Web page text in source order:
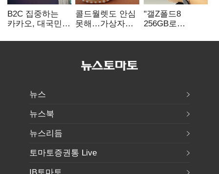
B2C 집중하는
카카오, 대국민
AI' 사활
콜드월렛도 안심
못해…가상자산
'보안 시험대'
"갤Z폴드8
256GB로
추가"
뉴스
뉴스북
뉴스리듬
토마토증권통 Live